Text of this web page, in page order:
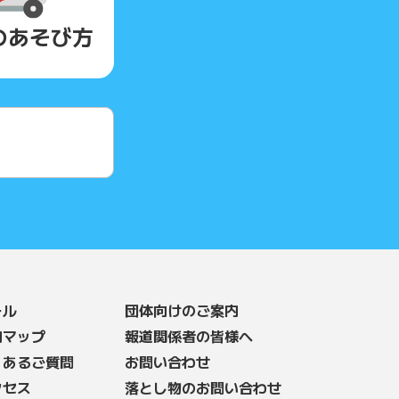
あそび方
ップ
るご質問
ス
団体向けのご案内
報道関係者の皆様へ
お問い合わせ
落とし物のお問い合わせ